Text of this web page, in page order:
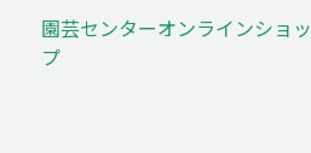
園芸センターオンラインショッ
プ